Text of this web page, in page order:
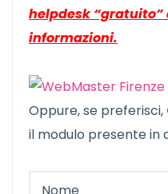
helpdesk “gratuito”
informazioni.
Oppure, se preferisci,
il modulo presente in